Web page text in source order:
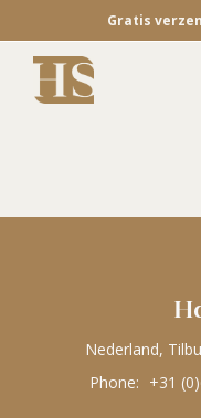
Gratis
Nederland,
Phone: +31